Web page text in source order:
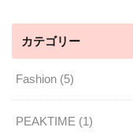
カテゴリー
Fashion (5)
PEAKTIME (1)